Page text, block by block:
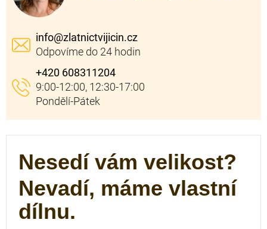
info@zlatnictvijicin.cz
+420 608311204
Nesedí vám velikost?
Nevadí, máme vlastní
dílnu.